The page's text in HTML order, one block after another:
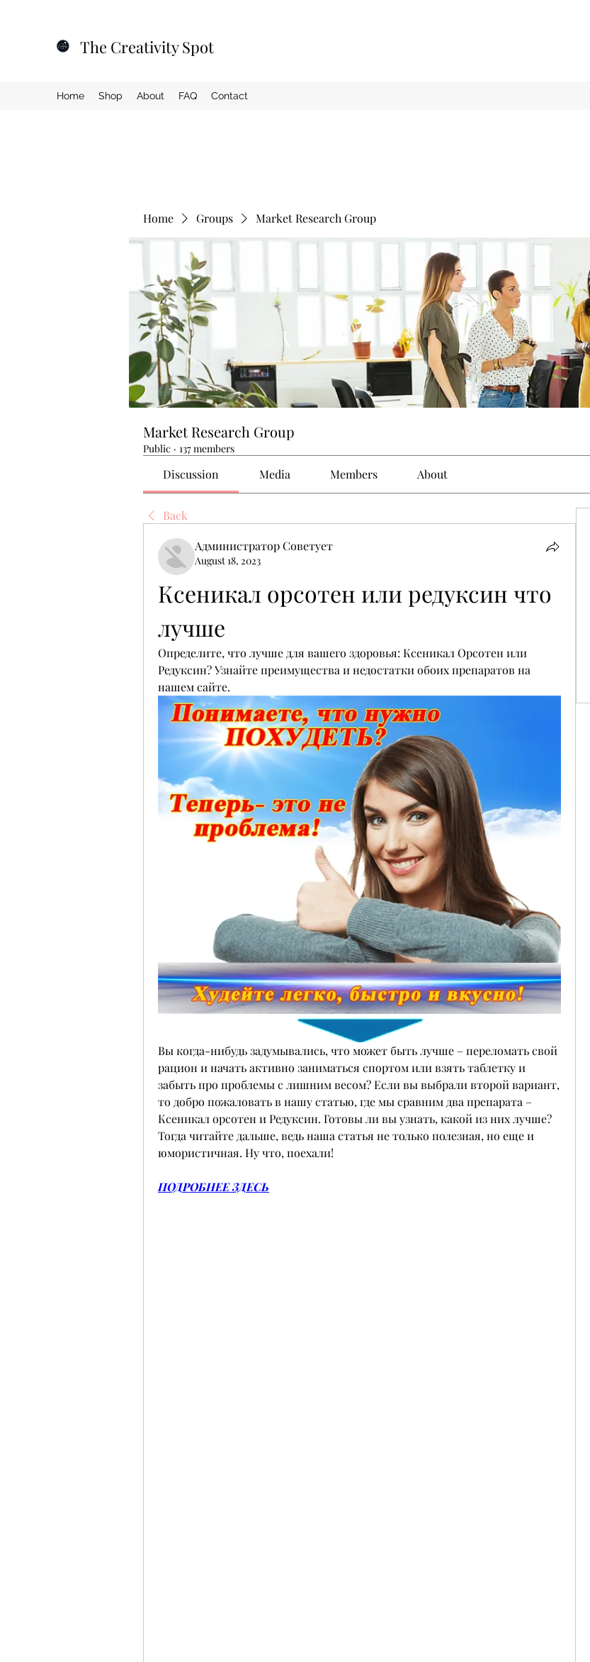
The Creativity Spot
Home Shop About FAQ Contact
Home Groups Market Research Group
Market Research Group
Public · 137 members
Discussion Media Members About
Back
Администратор Советует
August 18, 2023
Ксеникал орсотен или редуксин что
лучше
Определите, что лучше для вашего здоровья: Ксеникал Орсотен или
Редуксин? Узнайте преимущества и недостатки обоих препаратов на
нашем сайте.
Вы когда-нибудь задумывались, что может быть лучше – переломать свой
рацион и начать активно заниматься спортом или взять таблетку и
забыть про проблемы с лишним весом? Если вы выбрали второй вариант,
то добро пожаловать в нашу статью, где мы сравним два препарата –
Ксеникал орсотен и Редуксин. Готовы ли вы узнать, какой из них лучше?
Тогда читайте дальше, ведь наша статья не только полезная, но еще и
юмористичная. Ну что, поехали!
ПОДРОБНЕЕ ЗДЕСЬ